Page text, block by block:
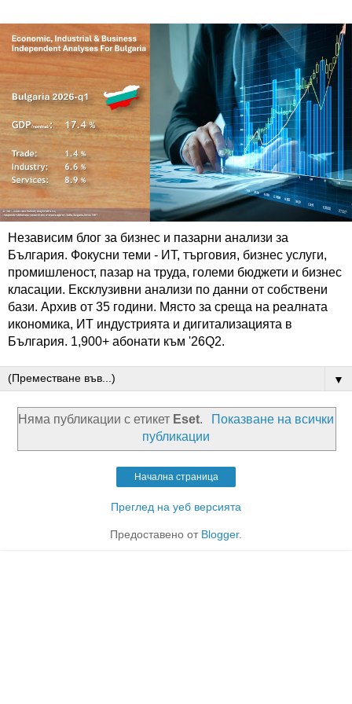
Независим блог за бизнес и пазарни анализи за
България. Фокусни теми - ИТ, търговия, бизнес услуги,
промишленост, пазар на труда, големи бюджети и бизнес
класации. Ексклузивни анализи по данни от собствени
бази. Архив от 35 години. Място за среща на реалната
икономика, ИТ индустрията и дигитализацията в
България. 1,900+ абонати към '26Q2.
▼
Няма публикации с етикет Eset.
Показване на всички
публикации
Начална страница
Преглед на уеб версията
Предоставено от Blogger.